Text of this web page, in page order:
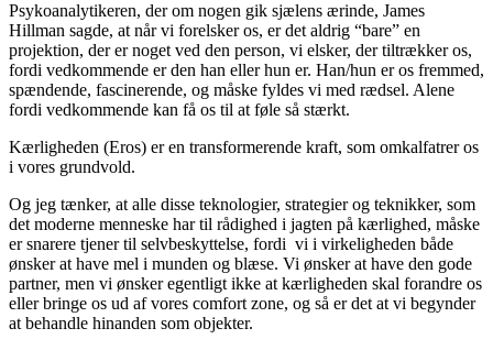
Psykoanalytikeren, der om nogen gik sjælens ærinde, James
Hillman sagde, at når vi forelsker os, er det aldrig “bare” en
projektion, der er noget ved den person, vi elsker, der tiltrækker os,
fordi vedkommende er den han eller hun er. Han/hun er os fremmed,
spændende, fascinerende, og måske fyldes vi med rædsel. Alene
fordi vedkommende kan få os til at føle så stærkt.
Kærligheden (Eros) er en transformerende kraft, som omkalfatrer os
i vores grundvold.
Og jeg tænker, at alle disse teknologier, strategier og teknikker, som
det moderne menneske har til rådighed i jagten på kærlighed, måske
er snarere tjener til selvbeskyttelse, fordi vi i virkeligheden både
ønsker at have mel i munden og blæse. Vi ønsker at have den gode
partner, men vi ønsker egentligt ikke at kærligheden skal forandre os
eller bringe os ud af vores comfort zone, og så er det at vi begynder
at behandle hinanden som objekter.